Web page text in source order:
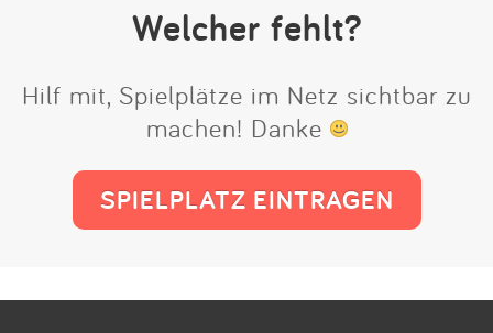
Welcher fehlt?
Hilf mit, Spielplätze im Netz sichtbar zu
machen! Danke
SPIELPLATZ EINTRAGEN